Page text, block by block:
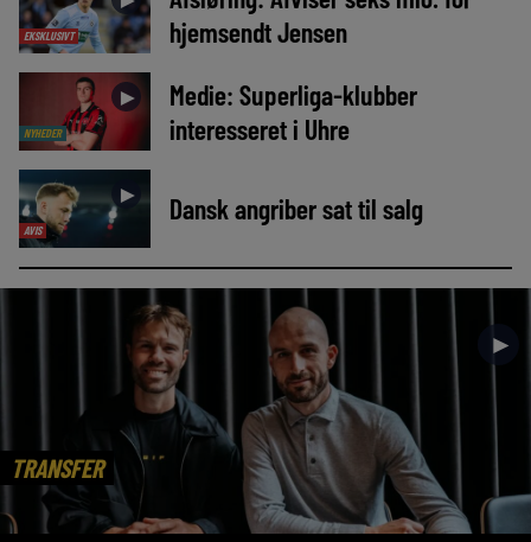
EKSKLUSIVT
hjemsendt Jensen
NYHEDER
►
Medie: Superliga-klubber
interesseret i Uhre
AVIS
► Dansk angriber sat til salg
TRANSFER
►